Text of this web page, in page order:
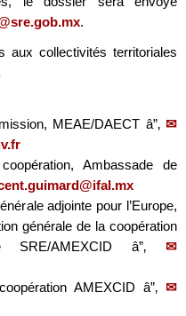
.
aux collectivités territoriales
MEAE/DAECT â”‚
Ambassade de
adjointe pour l’Europe,
générale de la coopération
SRE/AMEXCID â”‚
AMEXCID â”‚